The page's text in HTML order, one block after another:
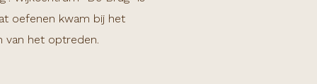
oefenen kwam bij het
van het optreden.